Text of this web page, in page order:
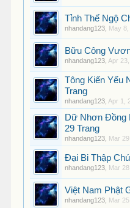
Tỉnh Thế Ngộ
nhandang123 May
Bữu Công
nhandang123 Apr
Tông Kiến Yếu
Trang
nhandang123 Apr 1,
Dữ Nhơn Đồng
29 Trang
nhandang123 Mar
Đại Bi Thập
nhandang123 Mar
Việt Nam Phật
nhandang123 Mar